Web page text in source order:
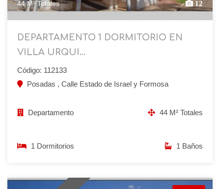
44 M² Totales 12
DEPARTAMENTO 1 DORMITORIO EN
VILLA URQUI...
Código: 112133
Posadas , Calle Estado de Israel y Formosa
Departamento 44 M² Totales
1 Dormitorios 1 Baños